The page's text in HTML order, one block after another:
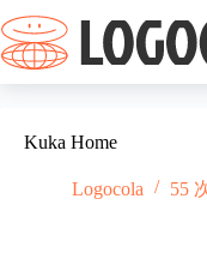
过
内
容
Kuka Home
Logocola 55